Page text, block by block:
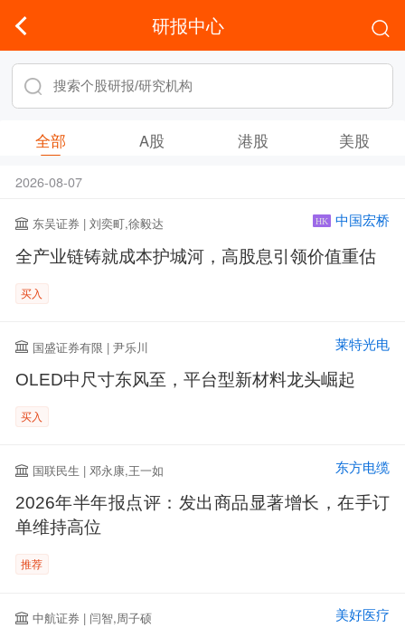
研报中心
全部 A股 港股 美股
2026-08-07
东吴证券 | 刘奕町,徐毅达 HK 中国宏桥
全产业链铸就成本护城河，高股息引领价值重估
买入
国盛证券有限 | 尹乐川 莱特光电
OLED中尺寸东风至，平台型新材料龙头崛起
买入
国联民生 | 邓永康,王一如 东方电缆
2026年半年报点评：发出商品显著增长，在手订
单维持高位
推荐
中航证券 | 闫智,周子硕 美好医疗